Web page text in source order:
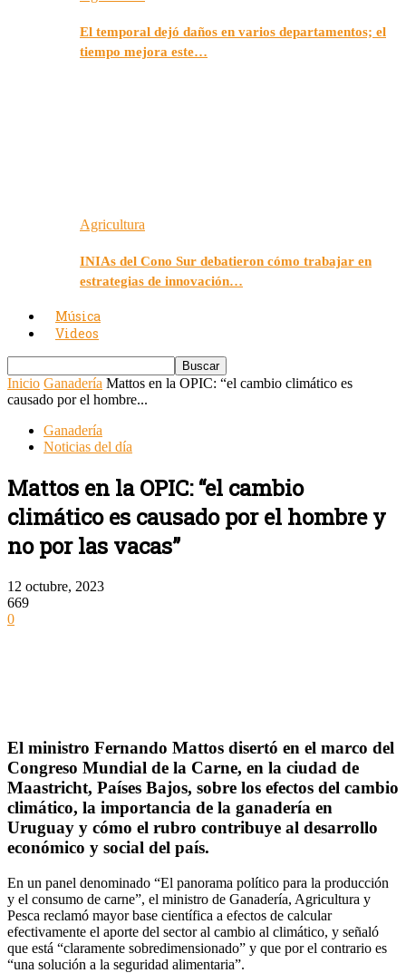
El temporal dejó daños en varios departamentos; el
tiempo mejora este…
Agricultura
INIAs del Cono Sur debatieron cómo trabajar en
estrategias de innovación…
Música
Videos
Inicio Ganadería Mattos en la OPIC: “el cambio climático es
causado por el hombre...
Ganadería
Noticias del día
Mattos en la OPIC: “el cambio
climático es causado por el hombre y
no por las vacas”
12 octubre, 2023
669
0
El ministro Fernando Mattos disertó en el marco del
Congreso Mundial de la Carne, en la ciudad de
Maastricht, Países Bajos, sobre los efectos del cambio
climático, la importancia de la ganadería en
Uruguay y cómo el rubro contribuye al desarrollo
económico y social del país.
En un panel denominado “El panorama político para la producción
y el consumo de carne”, el ministro de Ganadería, Agricultura y
Pesca reclamó mayor base científica a efectos de calcular
efectivamente el aporte del sector al cambio al climático, y señaló
que está “claramente sobredimensionado” y que por el contrario es
“una solución a la seguridad alimentaria”.